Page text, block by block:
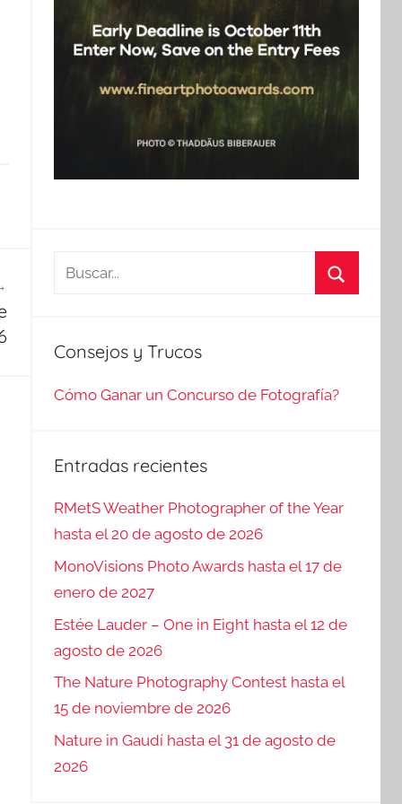
Buscar:
Consejos y Trucos
Cómo Ganar un Concurso de Fotografía?
Entradas recientes
RMetS Weather Photographer of the Year
hasta el 20 de agosto de 2026
MonoVisions Photo Awards hasta el 17 de
enero de 2027
Estée Lauder – One in Eight hasta el 12 de
agosto de 2026
The Nature Photography Contest hasta el
15 de noviembre de 2026
Nature in Gaudí hasta el 31 de agosto de
2026